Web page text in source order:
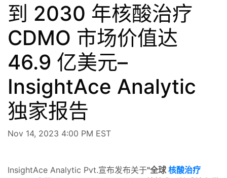
到 2030 年核酸治疗
CDMO 市场价值达
46.9 亿美元–
InsightAce Analytic
独家报告
Nov 14, 2023 4:00 PM EST
InsightAce Analytic Pvt.宣布发布关于"全球 核酸治疗